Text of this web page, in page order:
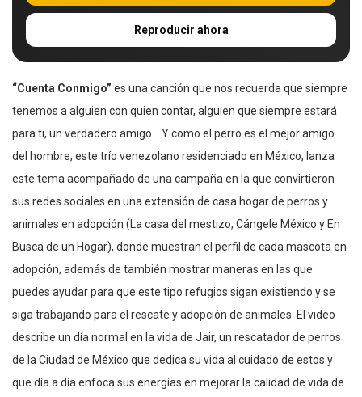
Reproducir ahora
“Cuenta Conmigo” es una canción que nos recuerda que siempre
tenemos a alguien con quien contar, alguien que siempre estará
para ti, un verdadero amigo… Y como el perro es el mejor amigo
del hombre, este trío venezolano residenciado en México, lanza
este tema acompañado de una campaña en la que convirtieron
sus redes sociales en una extensión de casa hogar de perros y
animales en adopción (La casa del mestizo, Cángele México y En
Busca de un Hogar), donde muestran el perfil de cada mascota en
adopción, además de también mostrar maneras en las que
puedes ayudar para que este tipo refugios sigan existiendo y se
siga trabajando para el rescate y adopción de animales. El video
describe un día normal en la vida de Jair, un rescatador de perros
de la Ciudad de México que dedica su vida al cuidado de estos y
que día a día enfoca sus energías en mejorar la calidad de vida de